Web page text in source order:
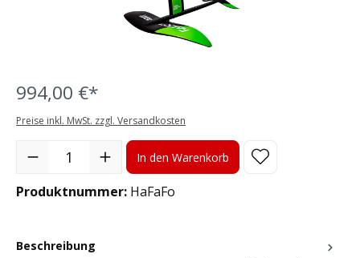
994,00 €*
Preise inkl. MwSt. zzgl. Versandkosten
Produkt Anzahl: Gib den gewünschten Wert ein oder benutze
In den Warenkorb
Produktnummer: HaFaFo
Beschreibung